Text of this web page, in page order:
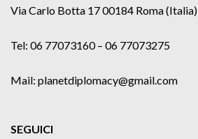
Via Carlo Botta 17 00184 Roma (Italia)
Tel: 06 77073160 – 06 77073275
Mail: planetdiplomacy@gmail.com
SEGUICI